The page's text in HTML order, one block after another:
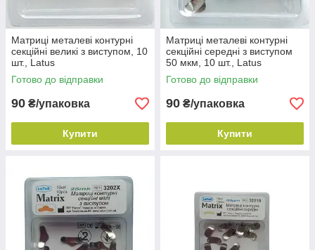
Матриці металеві контурні
секційні великі з виступом, 10
шт., Latus
Готово до відправки
90 ₴/упаковка
Купити
Матриці металеві контурні
секційні середні з виступом
50 мкм, 10 шт., Latus
Готово до відправки
90 ₴/упаковка
Купити